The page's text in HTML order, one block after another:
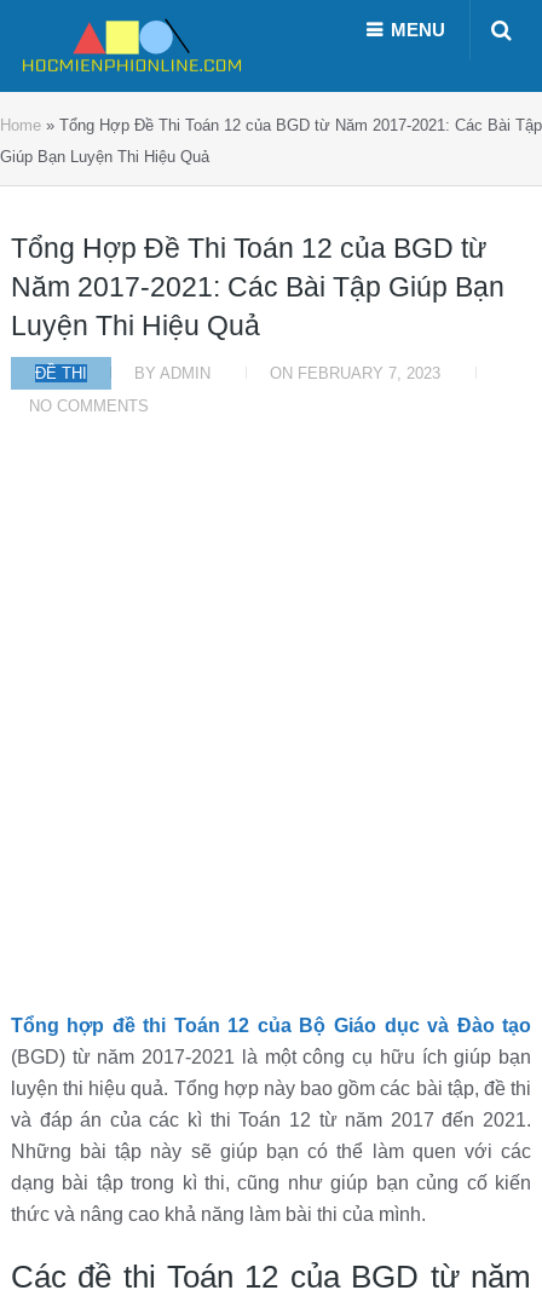
MENU
Home » Tổng Hợp Đề Thi Toán 12 của BGD từ Năm 2017-2021: Các Bài Tập
Giúp Bạn Luyện Thi Hiệu Quả
Tổng Hợp Đề Thi Toán 12 của BGD từ
Năm 2017-2021: Các Bài Tập Giúp Bạn
Luyện Thi Hiệu Quả
ĐỀ THI BY ADMIN ON FEBRUARY 7, 2023
NO COMMENTS
Tổng hợp đề thi Toán 12 của Bộ Giáo dục và Đào tạo
(BGD) từ năm 2017-2021 là một công cụ hữu ích giúp bạn
luyện thi hiệu quả. Tổng hợp này bao gồm các bài tập, đề thi
và đáp án của các kì thi Toán 12 từ năm 2017 đến 2021.
Những bài tập này sẽ giúp bạn có thể làm quen với các
dạng bài tập trong kì thi, cũng như giúp bạn củng cố kiến
thức và nâng cao khả năng làm bài thi của mình.
Các đề thi Toán 12 của BGD từ năm